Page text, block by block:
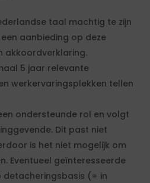
taal machtig te zijn
aanbieding op deze
akkoordverklaring.
5 jaar relevante
werkervaringsplekken tellen
ondersteunde rol en volgt
Dit past niet
is het niet mogelijk om
Eventueel geïnteresseerde
detacheringsbasis (= in